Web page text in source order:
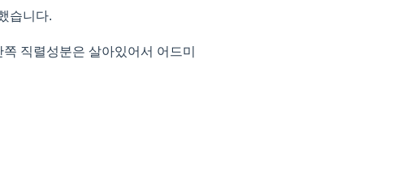
습니다.
직렬성분은 살아있어서 어드미